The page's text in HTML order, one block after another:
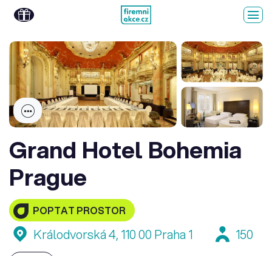
Grand Hotel Bohemia
Prague
POPTAT PROSTOR
Králodvorská 4, 110 00 Praha 1 150